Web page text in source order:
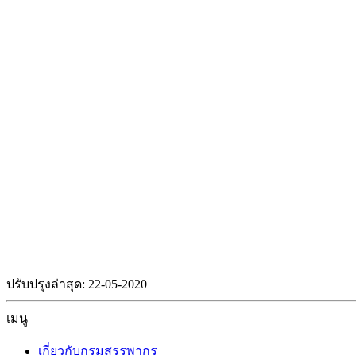
ปรับปรุงล่าสุด: 22-05-2020
เมนู
เกี่ยวกับกรมสรรพากร